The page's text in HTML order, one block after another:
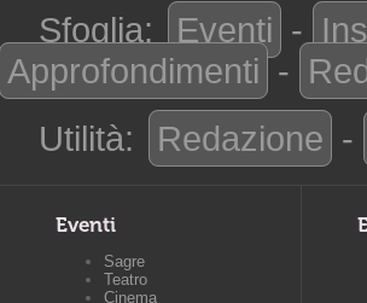
Sfoglia: Eventi -
Approfondimenti -
Utilità:
Redazione -
Eventi
Sagre
Teatro
Cinema